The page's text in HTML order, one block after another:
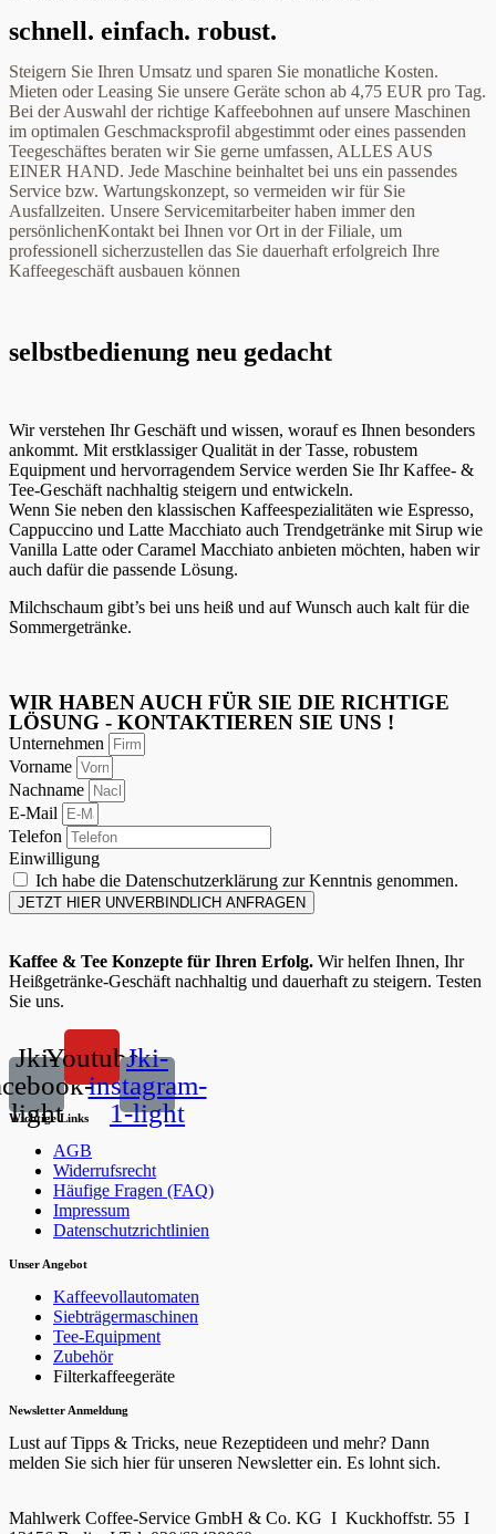
schnell. einfach. robust.
Steigern Sie Ihren Umsatz und sparen Sie monatliche Kosten.
Mieten oder Leasing Sie unsere Geräte schon ab 4,75 EUR pro Tag.
Bei der Auswahl der richtige Kaffeebohnen auf unsere Maschinen
im optimalen Geschmacksprofil abgestimmt oder eines passenden
Teegeschäftes beraten wir Sie gerne umfassen, ALLES AUS
EINER HAND. Jede Maschine beinhaltet bei uns ein passendes
Service bzw. Wartungskonzept, so vermeiden wir für Sie
Ausfallzeiten. Unsere Servicemitarbeiter haben immer den
persönlichenKontakt bei Ihnen vor Ort in der Filiale, um
professionell sicherzustellen das Sie dauerhaft erfolgreich Ihre
Kaffeegeschäft ausbauen können
selbstbedienung neu gedacht
Wir verstehen Ihr Geschäft und wissen, worauf es Ihnen besonders
ankommt. Mit erstklassiger Qualität in der Tasse, robustem
Equipment und hervorragendem Service werden Sie Ihr Kaffee- &
Tee-Geschäft nachhaltig steigern und entwickeln.
Wenn Sie neben den klassischen Kaffeespezialitäten wie Espresso,
Cappuccino und Latte Macchiato auch Trendgetränke mit Sirup wie
Vanilla Latte oder Caramel Macchiato anbieten möchten, haben wir
auch dafür die passende Lösung.
Milchschaum gibt’s bei uns heiß und auf Wunsch auch kalt für die
Sommergetränke.
WIR HABEN AUCH FÜR SIE DIE RICHTIGE
LÖSUNG - KONTAKTIEREN SIE UNS !
Unternehmen
Vorname
Nachname
E-Mail
Telefon
Einwilligung
Ich habe die Datenschutzerklärung zur Kenntnis genommen.
JETZT HIER UNVERBINDLICH ANFRAGEN
Kaffee & Tee Konzepte für Ihren Erfolg. Wir helfen Ihnen, Ihr
Heißgetränke-Geschäft nachhaltig und dauerhaft zu steigern. Testen
Sie uns.
Jki-
light
YoutubeJki-
instagram-
1-light
Wichtige Links
AGB
Widerrufsrecht
Häufige Fragen (FAQ)
Impressum
Datenschutzrichtlinien
Unser Angebot
Kaffeevollautomaten
Siebträgermaschinen
Tee-Equipment
Zubehör
Filterkaffeegeräte
Newsletter Anmeldung
Lust auf Tipps & Tricks, neue Rezeptideen und mehr? Dann
melden Sie sich hier für unseren Newsletter ein. Es lohnt sich.
Mahlwerk Coffee-Service GmbH & Co. KG I Kuckhoffstr. 55 I